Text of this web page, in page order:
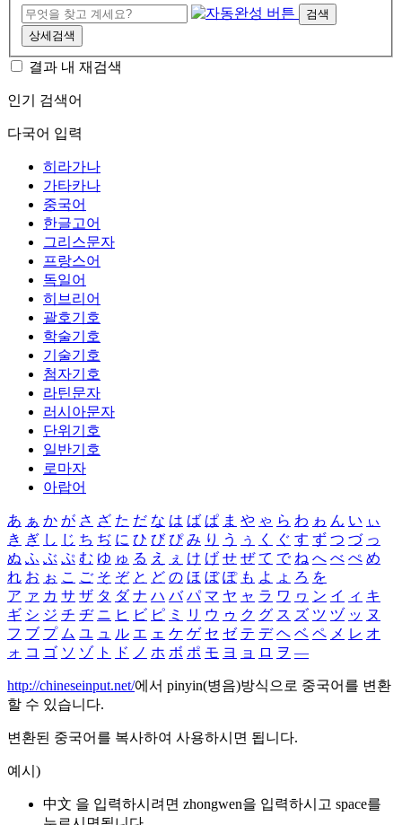
검색
상세검색
결과 내 재검색
인기 검색어
다국어 입력
히라가나
가타카나
중국어
한글고어
그리스문자
프랑스어
독일어
히브리어
괄호기호
학술기호
기술기호
첨자기호
라틴문자
러시아문자
단위기호
일반기호
로마자
아랍어
あ ぁ か が さ ざ た だ な は ば ぱ ま や ゃ ら わ ゎ ん い ぃ
き ぎ し じ ち ぢ に ひ び ぴ み り う ぅ く ぐ す ず つ づ っ
ぬ ふ ぶ ぷ む ゆ ゅ る え ぇ け げ せ ぜ て で ね へ べ ぺ め
れ お ぉ こ ご そ ぞ と ど の ほ ぼ ぽ も よ ょ ろ を
ア ァ カ サ ザ タ ダ ナ ハ バ パ マ ヤ ャ ラ ワ ヮ ン イ ィ キ
ギ シ ジ チ ヂ ニ ヒ ビ ピ ミ リ ウ ゥ ク グ ス ズ ツ ヅ ッ ヌ
フ ブ プ ム ユ ュ ル エ ェ ケ ゲ セ ゼ テ デ ヘ ベ ペ メ レ オ
ォ コ ゴ ソ ゾ ト ド ノ ホ ボ ポ モ ヨ ョ ロ ヲ ―
http://chineseinput.net/에서 pinyin(병음)방식으로 중국어를 변환
할 수 있습니다.
변환된 중국어를 복사하여 사용하시면 됩니다.
예시)
中文 을 입력하시려면 zhongwen을 입력하시고 space를